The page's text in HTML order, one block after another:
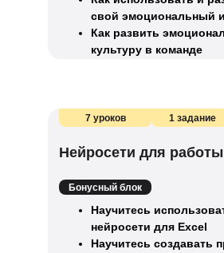
свой эмоциональный
Как развить
культуру в команде
7 уроков 1 задание
Нейросети для работы
Бонусный блок
Научитесь
нейросети для Excel
Научитесь создавать